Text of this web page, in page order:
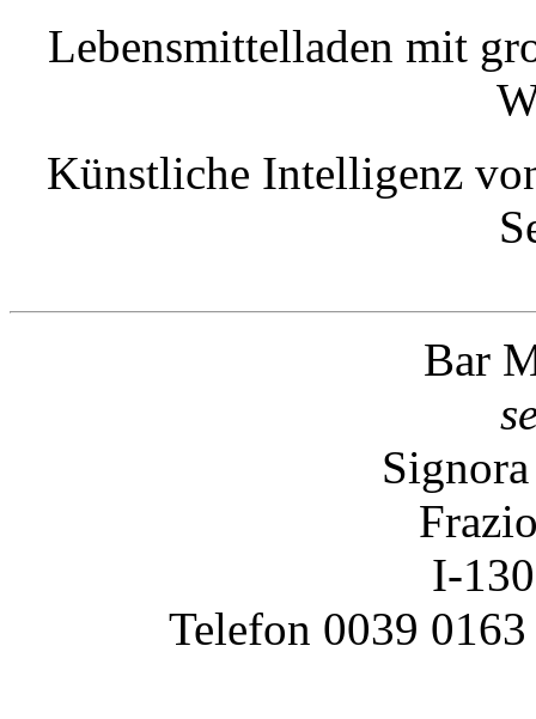
Lebensmittelladen mit
Künstliche Intelligenz
Bar
I-
Telefon 0039